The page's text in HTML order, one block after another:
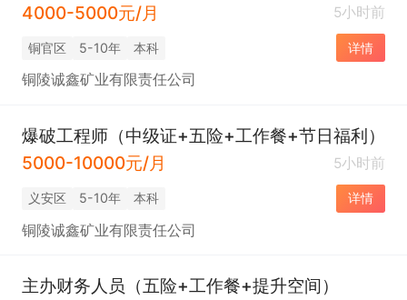
4000-5000元/月
5小时前
铜官区 5-10年 本科 详情
铜陵诚鑫矿业有限责任公司
爆破工程师（中级证+五险+工作餐+节日福利）
5000-10000元/月
5小时前
义安区 5-10年 本科 详情
铜陵诚鑫矿业有限责任公司
主办财务人员（五险+工作餐+提升空间）